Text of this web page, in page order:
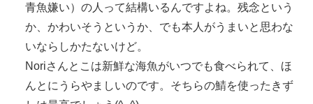
青魚嫌い）の人って結構いるんですよね。残念という
か、かわいそうというか、でも本人がうまいと思わな
いならしかたないけど。
Noriさんとこは新鮮な海魚がいつでも食べられて、ほ
んとにうらやましいのです。そちらの鯖を使ったきず